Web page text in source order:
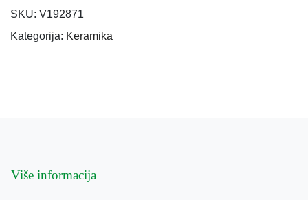
SKU: V192871
Kategorija: Keramika
Više informacija